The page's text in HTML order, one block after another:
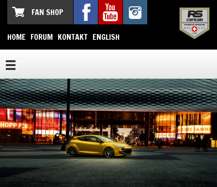
FAN SHOP
HOME FORUM KONTAKT ENGLISH